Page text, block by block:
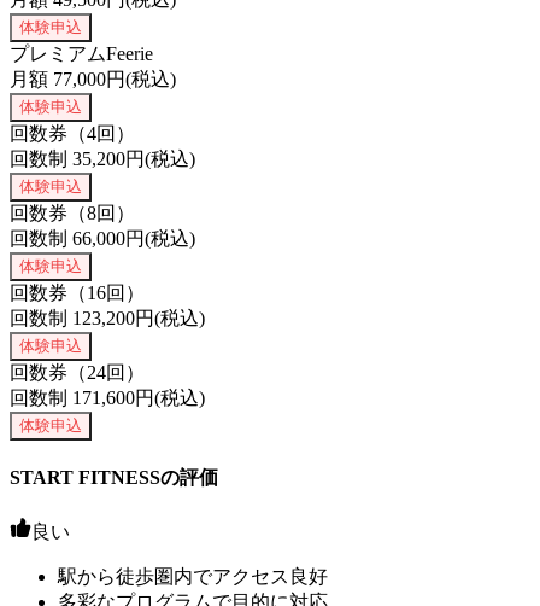
体験申込
プレミアムFeerie
月額 77,000円(税込)
体験申込
回数券（4回）
回数制 35,200円(税込)
体験申込
回数券（8回）
回数制 66,000円(税込)
体験申込
回数券（16回）
回数制 123,200円(税込)
体験申込
回数券（24回）
回数制 171,600円(税込)
体験申込
START FITNESSの評価
良い
駅から徒歩圏内でアクセス良好
多彩なプログラムで目的に対応